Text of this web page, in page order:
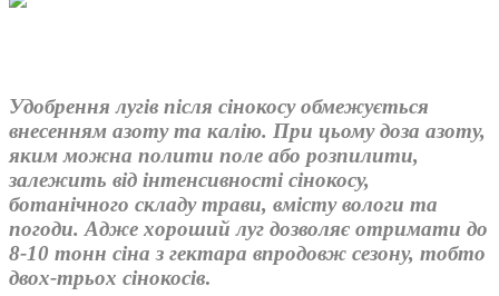
Удобрення лугів після сінокосу обмежується
внесенням азоту та калію. При цьому доза азоту,
яким можна полити поле або розпилити,
залежить від інтенсивності сінокосу,
ботанічного складу трави, вмісту вологи та
погоди. Адже хороший луг дозволяє отримати до
8-10 тонн сіна з гектара впродовж сезону, тобто
двох-трьох сінокосів.